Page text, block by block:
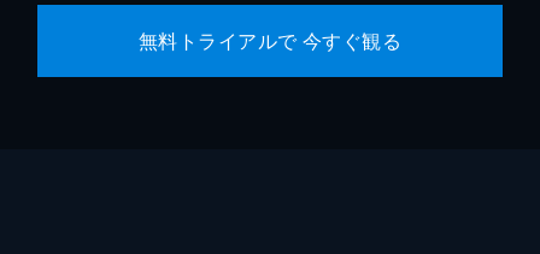
無料トライアルで 今すぐ観る